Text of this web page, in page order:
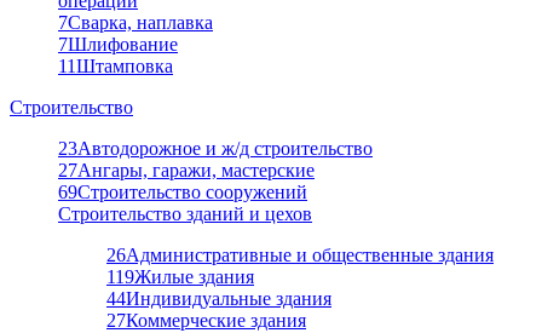
7Сварка, наплавка
7Шлифование
11Штамповка
Строительство
23Автодорожное и ж/д строительство
27Ангары, гаражи, мастерские
69Строительство сооружений
Строительство зданий и цехов
26Административные и общественные здания
119Жилые здания
44Индивидуальные здания
27Коммерческие здания